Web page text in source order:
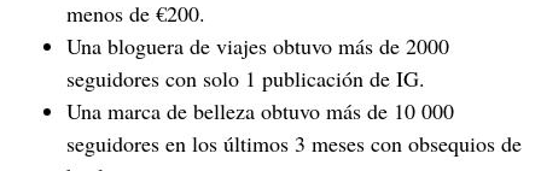
menos de €200.
Una bloguera de viajes obtuvo más de 2000
seguidores con solo 1 publicación de IG.
Una marca de belleza obtuvo más de 10 000
seguidores en los últimos 3 meses con obsequios de